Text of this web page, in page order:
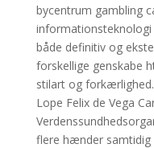
bycentrum gambling
både definitiv og
forskellige genskabe
stilart og
Lope Felix de Vega
flere hænder samtidig